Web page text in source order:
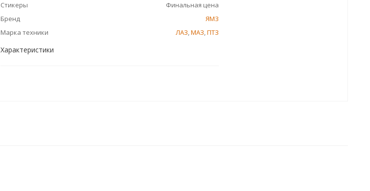
Стикеры
Финальная цена
Бренд
ЯМЗ
Марка техники
ЛАЗ,МАЗ,ПТЗ
Характеристики